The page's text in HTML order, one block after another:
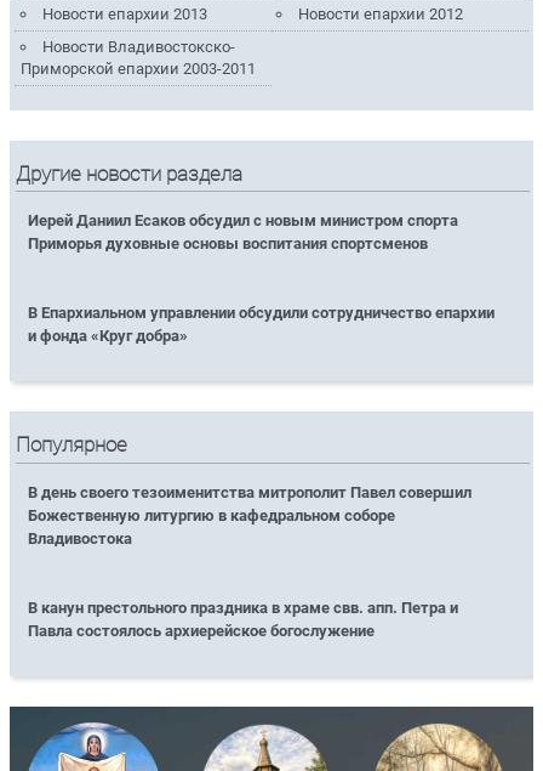
Новости епархии 2013
Новости епархии 2012
Новости Владивостокско-
Приморской епархии 2003-2011
Другие новости раздела
Иерей Даниил Есаков обсудил с новым министром спорта
Приморья духовные основы воспитания спортсменов
В Епархиальном управлении обсудили сотрудничество епархии
и фонда «Круг добра»
Популярное
В день своего тезоименитства митрополит Павел совершил
Божественную литургию в кафедральном соборе
Владивостока
В канун престольного праздника в храме свв. апп. Петра и
Павла состоялось архиерейское богослужение